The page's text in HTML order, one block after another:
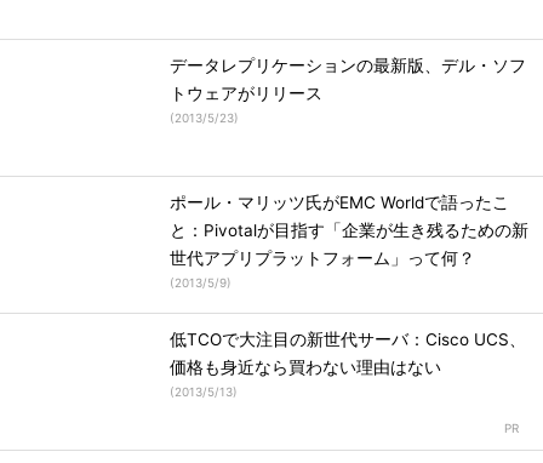
データレプリケーションの最新版、デル・ソフ
トウェアがリリース
(2013/5/23)
ポール・マリッツ氏がEMC Worldで語ったこ
と：Pivotalが目指す「企業が生き残るための新
世代アプリプラットフォーム」って何？
(2013/5/9)
低TCOで大注目の新世代サーバ：Cisco UCS、
価格も身近なら買わない理由はない
(2013/5/13)